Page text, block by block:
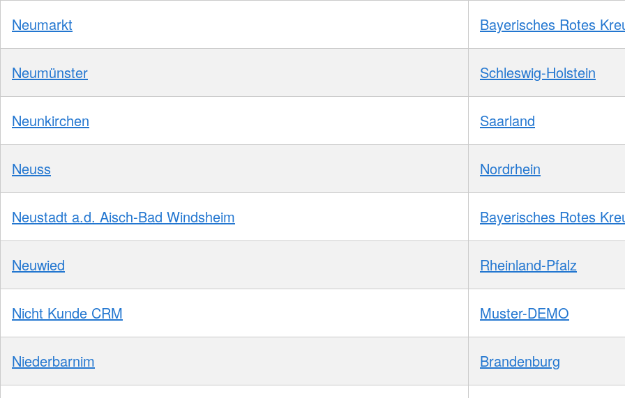
Neumarkt Bayerisches Rotes
Neumünster Schleswig-Holstein
Neunkirchen Saarland
Neuss Nordrhein
Neustadt a.d. Aisch-Bad Windsheim Bayerisches Rotes
Neuwied Rheinland-Pfalz
Nicht Kunde CRM Muster-DEMO
Niederbarnim Brandenburg